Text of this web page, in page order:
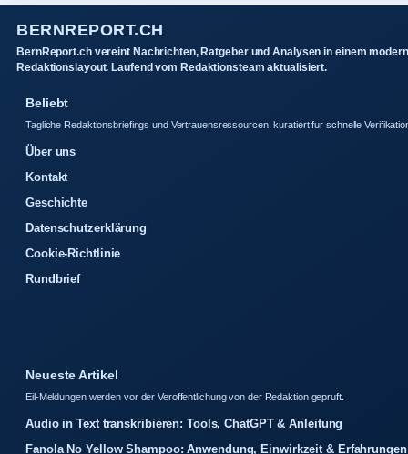
BERNREPORT.CH
BernReport.ch vereint Nachrichten, Ratgeber und Analysen in einem
Redaktionslayout. Laufend vom Redaktionsteam aktualisiert.
Beliebt
Tagliche Redaktionsbriefings und Vertrauensressourcen, kuratiert fur schnelle
Über uns
Kontakt
Geschichte
Datenschutzerklärung
Cookie-Richtlinie
Rundbrief
Neueste Artikel
Eil-Meldungen werden vor der Veroffentlichung von der Redaktion gepruft.
Audio in Text transkribieren: Tools, ChatGPT & Anleitung
Fanola No Yellow Shampoo: Anwendung, Einwirkzeit & Erfahrungen